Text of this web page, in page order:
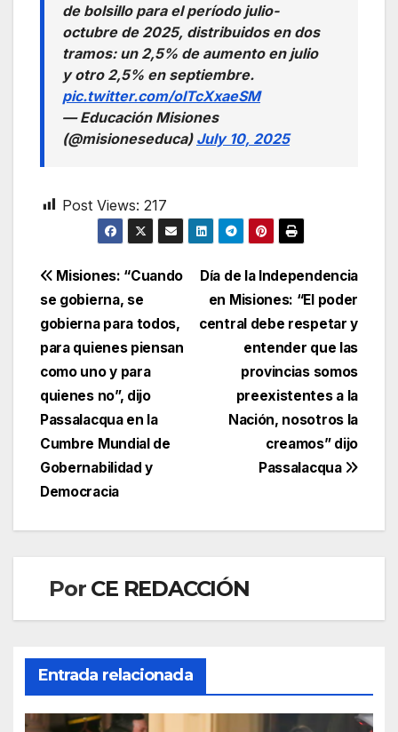
de bolsillo para el período julio-
octubre de 2025, distribuidos en dos
tramos: un 2,5% de aumento en julio
y otro 2,5% en septiembre.
pic.twitter.com/oITcXxaeSM
— Educación Misiones
(@misioneseduca) July 10, 2025
Post Views: 217
Navegación
de
entradas
Día de la Independencia
en Misiones: “El poder
central debe respetar y
entender que las
provincias somos
preexistentes a la
Nación, nosotros la
creamos” dijo
Passalacqua
Misiones: “Cuando
se gobierna, se
gobierna para todos,
para quienes piensan
como uno y para
quienes no”, dijo
Passalacqua en la
Cumbre Mundial de
Gobernabilidad y
Democracia
Por CE REDACCIÓN
Entrada relacionada